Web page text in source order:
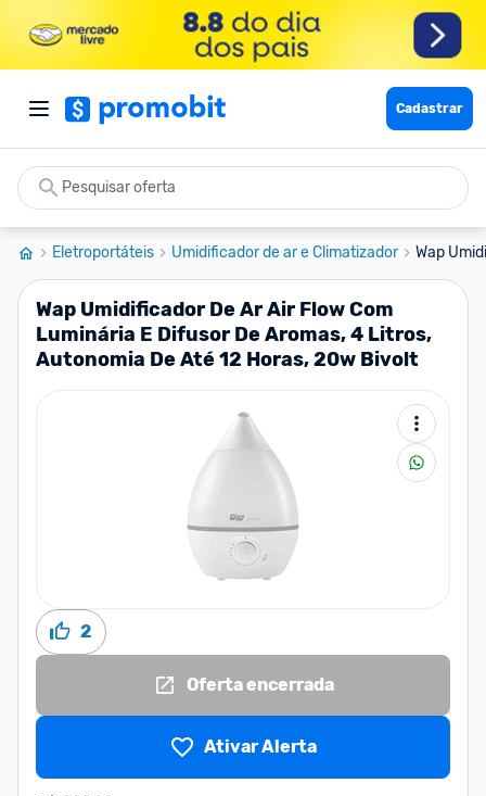
Cadastrar
Eletroportáteis Umidificador de ar e Climatizador Wap
Wap Umidificador De Ar Air Flow Com
Luminária E Difusor De Aromas, 4 Litros,
Autonomia De Até 12 Horas, 20w Bivolt
2
Oferta encerrada
Ativar Alerta